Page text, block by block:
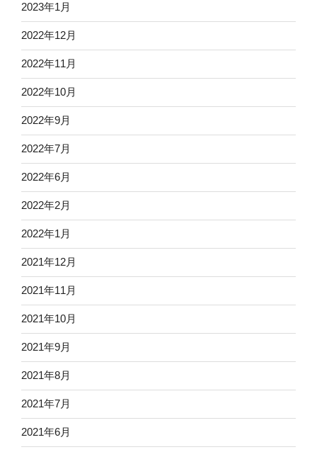
2023年1月
2022年12月
2022年11月
2022年10月
2022年9月
2022年7月
2022年6月
2022年2月
2022年1月
2021年12月
2021年11月
2021年10月
2021年9月
2021年8月
2021年7月
2021年6月